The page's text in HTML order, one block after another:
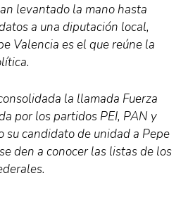
levantado la mano hasta
a una diputación local,
Valencia es el que reúne la
la llamada Fuerza
por los partidos PEI, PAN y
su candidato de unidad a Pepe
den a conocer las listas de los